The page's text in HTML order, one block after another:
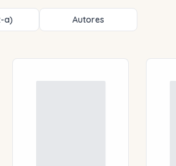
a) Autores